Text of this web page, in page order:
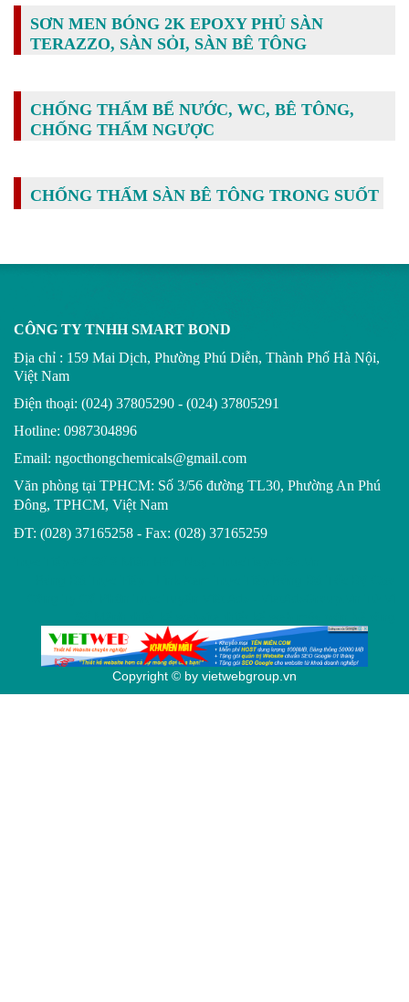
SƠN MEN BÓNG 2K EPOXY PHỦ SÀN
TERAZZO, SÀN SỎI, SÀN BÊ TÔNG
CHỐNG THẤM BỂ NƯỚC, WC, BÊ TÔNG,
CHỐNG THẤM NGƯỢC
CHỐNG THẤM SÀN BÊ TÔNG TRONG SUỐT
CÔNG TY TNHH SMART BOND
Địa chỉ : 159 Mai Dịch, Phường Phú Diễn, Thành Phố Hà Nội,
Việt Nam
Điện thoại: (024) 37805290 - (024) 37805291
Hotline: 0987304896
Email: ngocthongchemicals@gmail.com
Văn phòng tại TPHCM: Số 3/56 đường TL30, Phường An Phú
Đông, TPHCM, Việt Nam
ĐT: (028) 37165258 - Fax: (028) 37165259
Copyright © by vietwebgroup.vn